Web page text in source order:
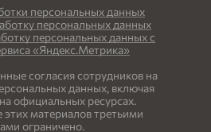
персональных данных
персональных данных
персональных данных с
«Яндекс.Метрика»
согласия сотрудников на
данных, включая
официальных ресурсах.
этих материалов третьими
ограничено.